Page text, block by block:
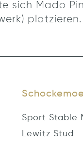
sich Mado
Sport Stable
Lewitz Stud